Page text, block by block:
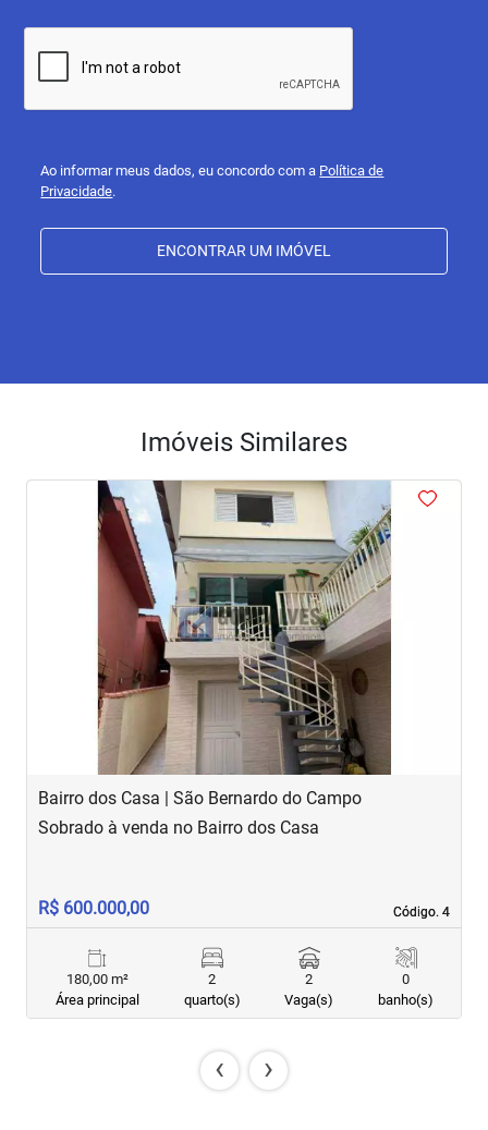
Ao informar meus dados, eu concordo com a Política de
Privacidade.
ENCONTRAR UM IMÓVEL
Imóveis Similares
Previous
Bairro dos Casa | São Bernardo do Campo
Código. 4
Código. 4
Sobrado à venda no Bairro dos Casa
R$ 600.000,00
180,00 m²
Área principal
2
quarto(s)
2
Vaga(s)
0
banho(s)
‹ ›